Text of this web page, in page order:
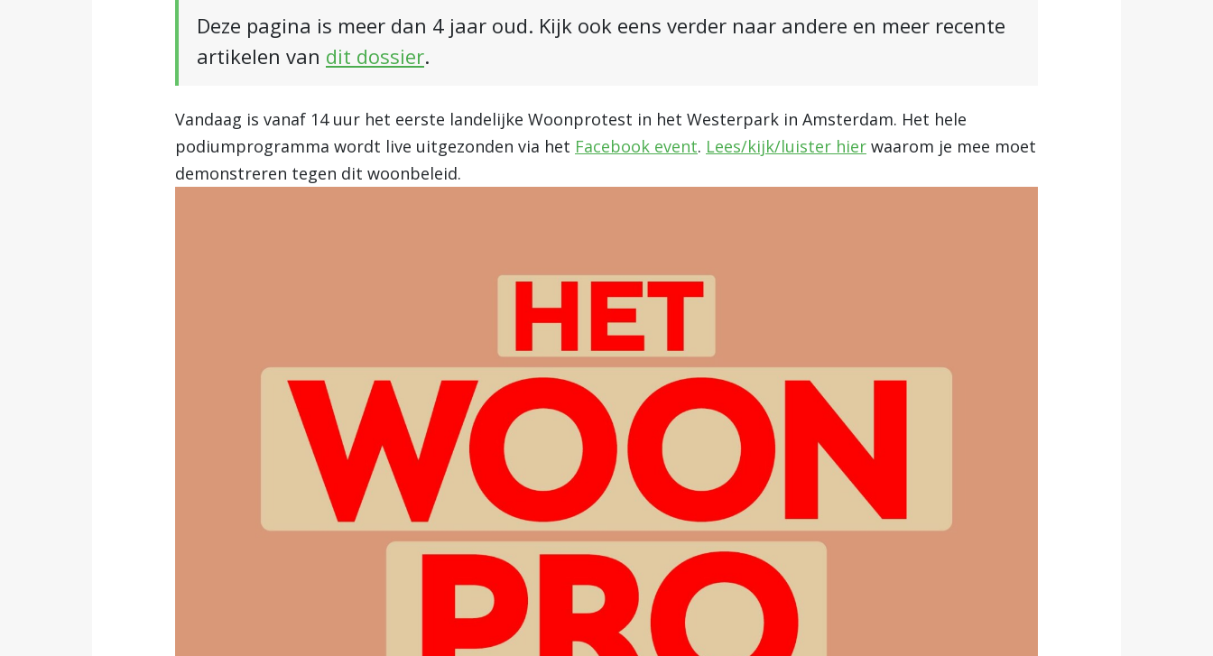
Deze pagina is meer dan 4 jaar oud. Kijk ook eens verder naar andere en meer recente
artikelen van dit dossier.
Vandaag is vanaf 14 uur het eerste landelijke Woonprotest in het Westerpark in Amsterdam. Het hele
podiumprogramma wordt live uitgezonden via het Facebook event. Lees/kijk/luister hier waarom je mee moet
demonstreren tegen dit woonbeleid.